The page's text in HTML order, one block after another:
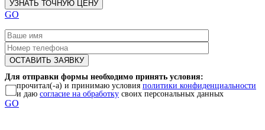
GO
Для отправки формы необходимо принять условия:
прочитал(-а) и принимаю условия политики конфиденциальности
и даю согласие на обработку своих персональных данных
GO